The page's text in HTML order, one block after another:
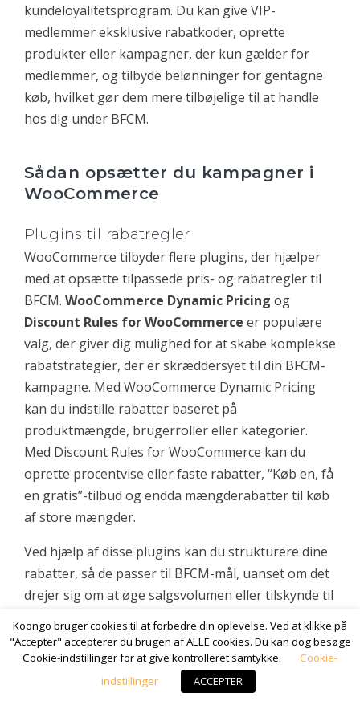
kundeloyalitetsprogram. Du kan give VIP-
medlemmer eksklusive rabatkoder, oprette
produkter eller kampagner, der kun gælder for
medlemmer, og tilbyde belønninger for gentagne
køb, hvilket gør dem mere tilbøjelige til at handle
hos dig under BFCM.
Sådan opsætter du kampagner i
WooCommerce
Plugins til rabatregler
WooCommerce tilbyder flere plugins, der hjælper
med at opsætte tilpassede pris- og rabatregler til
BFCM. WooCommerce Dynamic Pricing og
Discount Rules for WooCommerce er populære
valg, der giver dig mulighed for at skabe komplekse
rabatstrategier, der er skræddersyet til din BFCM-
kampagne. Med WooCommerce Dynamic Pricing
kan du indstille rabatter baseret på
produktmængde, brugerroller eller kategorier.
Med Discount Rules for WooCommerce kan du
oprette procentvise eller faste rabatter, “Køb en, få
en gratis”-tilbud og endda mængderabatter til køb
af store mængder.
Ved hjælp af disse plugins kan du strukturere dine
rabatter, så de passer til BFCM-mål, uanset om det
drejer sig om at øge salgsvolumen eller tilskynde til
regel, der giver 20 % rabat på ordrer over 150 USD,
og dermed belønne kunder, der foretager større
køb. Ved at eksperimentere med forskellige
Koongo bruger cookies til at forbedre din oplevelse. Ved at klikke på
"Accepter" accepterer du brugen af ALLE cookies. Du kan dog besøge
Cookie-indstillinger for at give kontrolleret samtykke.
Cookie-
indstillinger
ACCEPTER